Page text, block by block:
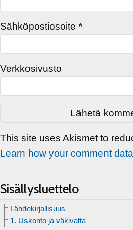
Sähköpostiosoite *
Verkkosivusto
This site uses Akismet to
Learn how your comment
Sisällysluettelo
Lähdekirjallisuus
1. Uskonto ja väkivalta